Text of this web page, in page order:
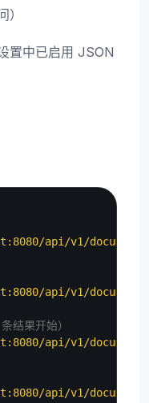
）
置中已启用 JSON
api/v1/
api/v1/
结果开始）
api/v1/
api/v1/